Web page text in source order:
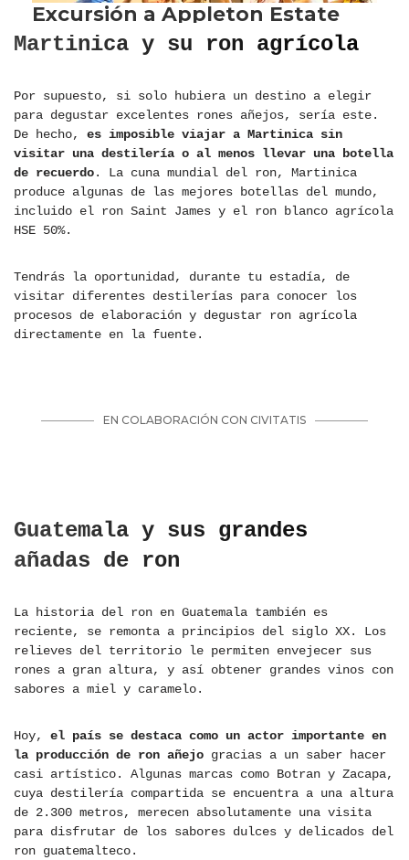
Martinica y su ron agrícola
Por supuesto, si solo hubiera un destino a elegir
para degustar excelentes rones añejos, sería este.
De hecho, es imposible viajar a Martinica sin
visitar una destilería o al menos llevar una botella
de recuerdo. La cuna mundial del ron, Martinica
produce algunas de las mejores botellas del mundo,
incluido el ron Saint James y el ron blanco agrícola
HSE 50%.
Tendrás la oportunidad, durante tu estadía, de
visitar diferentes destilerías para conocer los
procesos de elaboración y degustar ron agrícola
directamente en la fuente.
Guatemala y sus grandes
añadas de ron
La historia del ron en Guatemala también es
reciente, se remonta a principios del siglo XX. Los
relieves del territorio le permiten envejecer sus
rones a gran altura, y así obtener grandes vinos con
sabores a miel y caramelo.
Hoy, el país se destaca como un actor importante en
la producción de ron añejo gracias a un saber hacer
casi artístico. Algunas marcas como Botran y Zacapa,
cuya destilería compartida se encuentra a una altura
de 2.300 metros, merecen absolutamente una visita
para disfrutar de los sabores dulces y delicados del
ron guatemalteco.